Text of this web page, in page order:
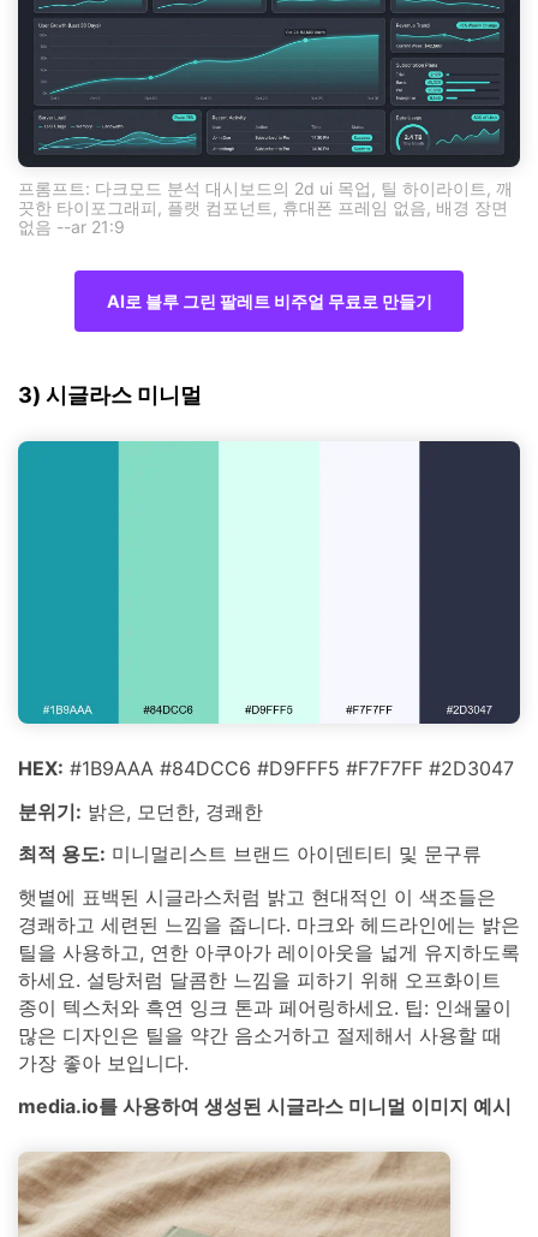
프롬프트: 다크모드 분석 대시보드의 2d ui 목업, 틸 하이라이트, 깨
끗한 타이포그래피, 플랫 컴포넌트, 휴대폰 프레임 없음, 배경 장면
없음 --ar 21:9
AI로 블루 그린 팔레트 비주얼 무료로 만들기
3) 시글라스 미니멀
HEX: #1B9AAA #84DCC6 #D9FFF5 #F7F7FF #2D3047
분위기: 밝은, 모던한, 경쾌한
최적 용도: 미니멀리스트 브랜드 아이덴티티 및 문구류
햇볕에 표백된 시글라스처럼 밝고 현대적인 이 색조들은
경쾌하고 세련된 느낌을 줍니다. 마크와 헤드라인에는 밝은
틸을 사용하고, 연한 아쿠아가 레이아웃을 넓게 유지하도록
하세요. 설탕처럼 달콤한 느낌을 피하기 위해 오프화이트
종이 텍스처와 흑연 잉크 톤과 페어링하세요. 팁: 인쇄물이
많은 디자인은 틸을 약간 음소거하고 절제해서 사용할 때
가장 좋아 보입니다.
media.io를 사용하여 생성된 시글라스 미니멀 이미지 예시